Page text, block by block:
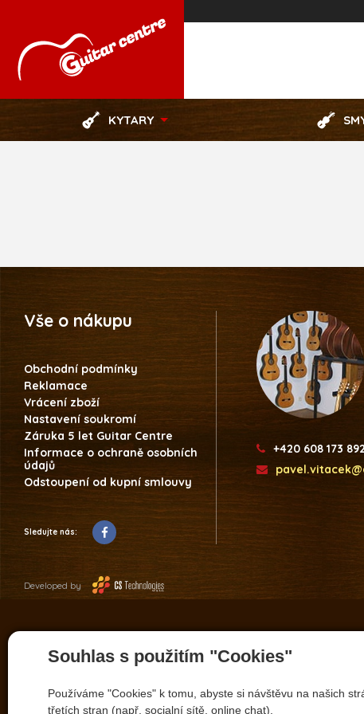
Souhlas s použitím "Cookies"
Používáme "Cookies" k tomu, abyste si návštěvu na našich
třetích stran (např. socialní sítě, online chat).
KYTARY
Vše o nákupu
Obchodní podmínky
Reklamace
Vrácení zboží
Nastavení soukromí
Záruka 5 let Guitar Centre
Informace o ochraně osobních
údajů
Odstoupení od kupní smlouvy
Sledujte nás:
+420 608 173 892
Developed by